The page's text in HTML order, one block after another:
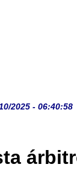
2025 - 06:40:58